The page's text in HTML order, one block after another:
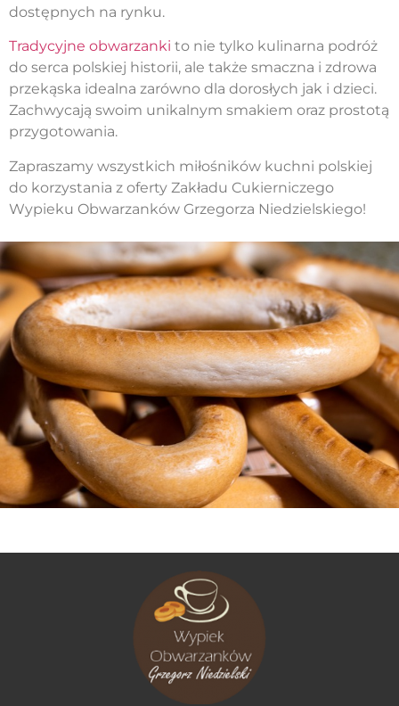
dostępnych na rynku.
Tradycyjne obwarzanki to nie tylko kulinarna podróż
do serca polskiej historii, ale także smaczna i zdrowa
przekąska idealna zarówno dla dorosłych jak i dzieci.
Zachwycają swoim unikalnym smakiem oraz prostotą
przygotowania.
Zapraszamy wszystkich miłośników kuchni polskiej
do korzystania z oferty Zakładu Cukierniczego
Wypieku Obwarzanków Grzegorza Niedzielskiego!